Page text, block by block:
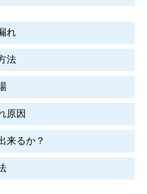
れ
法
原因
来るか？